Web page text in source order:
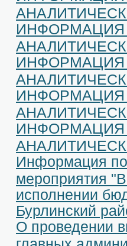
ИНФОРМАЦИЯ
ИНФОРМАЦИЯ
ИНФОРМАЦИЯ
ИНФОРМАЦИЯ
Информация по
мероприятия
исполнении
Бурлинский
О проведении